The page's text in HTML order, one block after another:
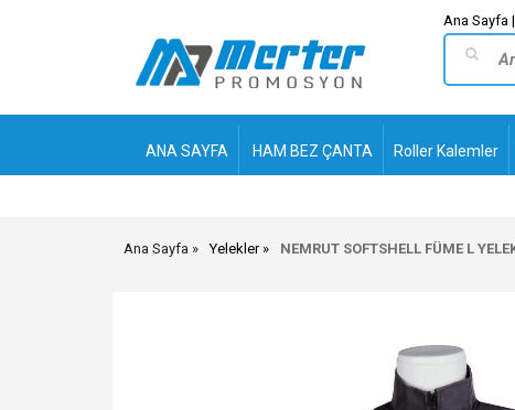
Ana Sayfa |
ANA SAYFA HAM BEZ ÇANTA Roller Kalemler
Ana Sayfa Yelekler NEMRUT SOFTSHELL FÜME L